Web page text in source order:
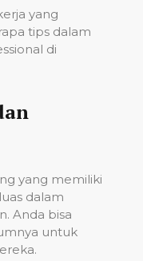
yang
tips dalam
di
yang memiliki
dalam
Anda bisa
untuk